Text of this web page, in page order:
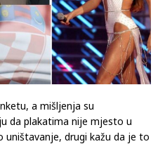
a mišljenja su
da plakatima nije mjesto u
uništavanje, drugi kažu da je to